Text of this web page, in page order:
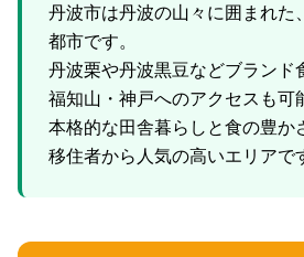
丹波市は丹波の山々に囲まれた
都市です。
丹波栗や丹波黒豆などブランド
福知山・神戸へのアクセスも可
本格的な田舎暮らしと食の豊か